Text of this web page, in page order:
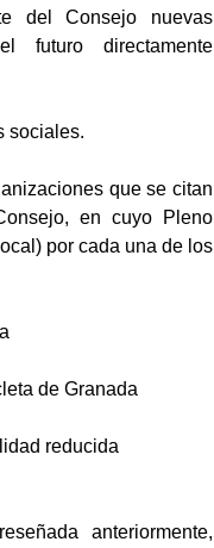
del Consejo nuevas
futuro directamente
sociales.
que se citan
en cuyo Pleno
por cada una de los
de Granada
reducida
anteriormente,